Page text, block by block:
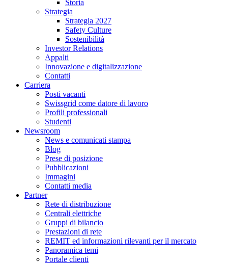
Storia
Strategia
Strategia 2027
Safety Culture
Sostenibilità
Investor Relations
Appalti
Innovazione e digitalizzazione
Contatti
Carriera
Posti vacanti
Swissgrid come datore di lavoro
Profili professionali
Studenti
Newsroom
News e comunicati stampa
Blog
Prese di posizione
Pubblicazioni
Immagini
Contatti media
Partner
Rete di distribuzione
Centrali elettriche
Gruppi di bilancio
Prestazioni di rete
REMIT ed informazioni rilevanti per il mercato
Panoramica temi
Portale clienti